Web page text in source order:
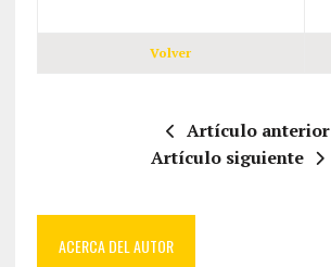
Volver
Artículo anterior
Artículo siguiente
ACERCA DEL AUTOR